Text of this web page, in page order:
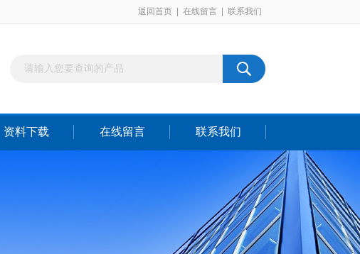
返回首页 在线留言 联系我们
资料下载 在线留言 联系我们